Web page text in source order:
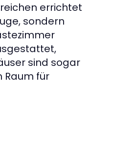
errichtet
sondern
sind sogar
Raum für